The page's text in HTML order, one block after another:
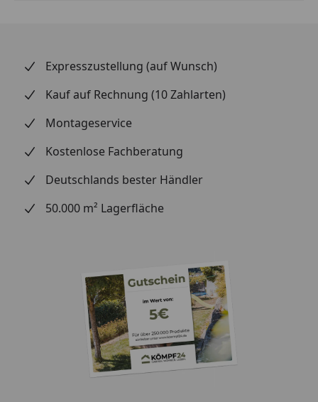
Expresszustellung (auf Wunsch)
Kauf auf Rechnung (10 Zahlarten)
Montageservice
Kostenlose Fachberatung
Deutschlands bester Händler
50.000 m² Lagerfläche